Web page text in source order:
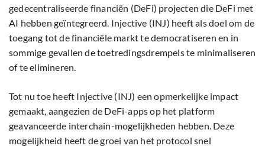
gedecentraliseerde financiën (DeFi) projecten die DeFi met
AI hebben geïntegreerd. Injective (INJ) heeft als doel om de
toegang tot de financiële markt te democratiseren en in
sommige gevallen de toetredingsdrempels te minimaliseren
of te elimineren.
Tot nu toe heeft Injective (INJ) een opmerkelijke impact
gemaakt, aangezien de DeFi-apps op het platform
geavanceerde interchain-mogelijkheden hebben. Deze
mogelijkheid heeft de groei van het protocol snel